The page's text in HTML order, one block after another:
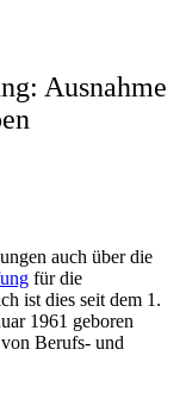
Ausnahme
auch über die
für die
ist dies seit dem 1.
1961 geboren
Berufs- und